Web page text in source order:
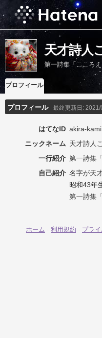
天才詩人
第一詩集「こころ
プロフィール
プロフィール 最終更新日: 2021/
はてなID akira-kami
ニックネーム 天才詩人
一行紹介 第一詩集
自己紹介 名字が天
昭和43年
第一詩集
ホーム - 利用規約 - プラ